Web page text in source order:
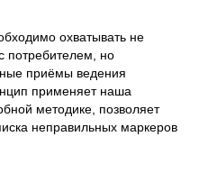
охватывать не
потребителем, но
приёмы ведения
применяет наша
методике, позволяет
неправильных маркеров